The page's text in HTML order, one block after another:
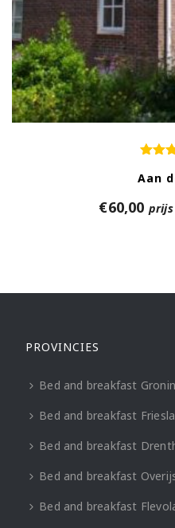
Aan
€60,00 prijs
PROVINCIES
Bed and breakfast
Bed and breakfast
Bed and breakfast
Bed and breakfast
Bed and breakfast